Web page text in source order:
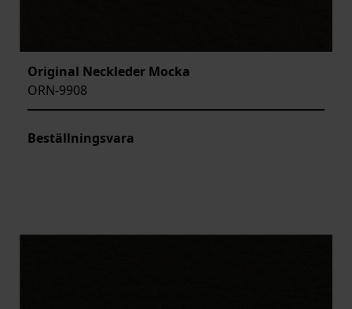
Original Neckleder Mocka
ORN-9908
Beställningsvara